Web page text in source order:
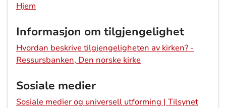
Hjem
Informasjon om tilgjengelighet
Hvordan beskrive tilgjengeligheten av kirken? -
Ressursbanken, Den norske kirke
Sosiale medier
Sosiale medier og universell utforming | Tilsynet